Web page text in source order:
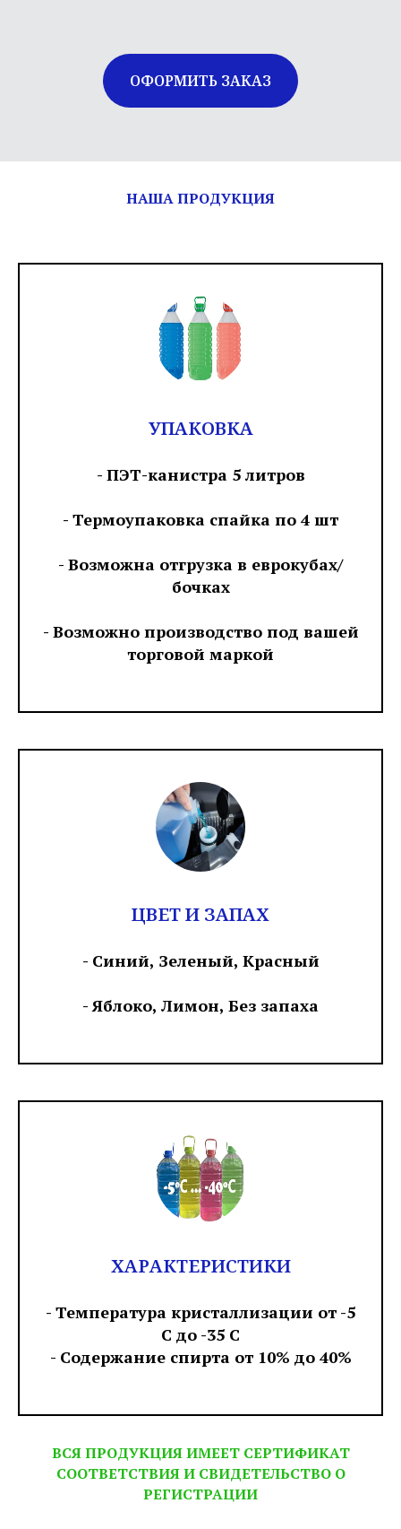
ОФОРМИТЬ ЗАКАЗ
НАША ПРОДУКЦИЯ
УПАКОВКА
- ПЭТ-канистра 5 литров
- Термоупаковка спайка по 4 шт
- Возможна отгрузка в еврокубах/
бочках
- Возможно производство под вашей
торговой маркой
ЦВЕТ И ЗАПАХ
- Синий, Зеленый, Красный
- Яблоко, Лимон, Без запаха
ХАРАКТЕРИСТИКИ
- Температура кристаллизации от -5
С до -35 С
- Содержание спирта от 10% до 40%
ВСЯ ПРОДУКЦИЯ ИМЕЕТ СЕРТИФИКАТ
СООТВЕТСТВИЯ И СВИДЕТЕЛЬСТВО О
РЕГИСТРАЦИИ